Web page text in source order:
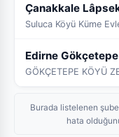
Çanakkale
Suluca Köyü Küme
Edirne
GÖKÇETEPE KÖYÜ
Burada listelenen
hata